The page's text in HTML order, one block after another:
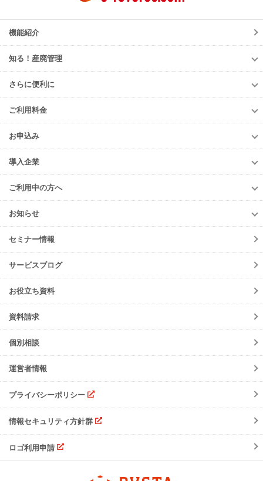
機能紹介
知る！産廃管理
知る！産廃管理
初級編
中級編
上級編
さらに便利に
さらに便利に
TansoMiru産廃
多量排出行政報告支援サービス
再生資源利用促進支援サービス
er-contract
遠隔承認モデル
JWNETデータ取込機能
パッケージソフト
ご利用料金
ご利用料金
排出事業者様
収集運搬・
お申込み
お申込み
e-reverse.com
TansoMiru産廃
多量排出行政報告支援サービス
er-contract
再生資源利用促進支援サービス
導入企業
導入企業
収集運搬業者・
排出事業者一覧
導入事例一覧
ご利用中の方へ
ご利用中の方へ
各種お手続き
ご登録情報変更
初期設定方法
動作環境
会員規約
サービスの可用性とセキュリティ
よくあるご質問
注意事項
お知らせ
お知らせ
ニュースリリース
メンテナンス
障害情報
機能リリース
イベント
セミナー情報
サービスブログ
お役立ち資料
資料請求
個別相談
運営者情報
プライバシーポリシー
情報セキュリティ方針群
ロゴ利用申請